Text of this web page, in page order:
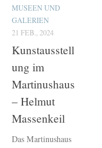
MUSEEN UND
GALERIEN
21 FEB., 2024
Kunstausstell
ung im
Martinushaus
– Helmut
Massenkeil
Das Martinushaus